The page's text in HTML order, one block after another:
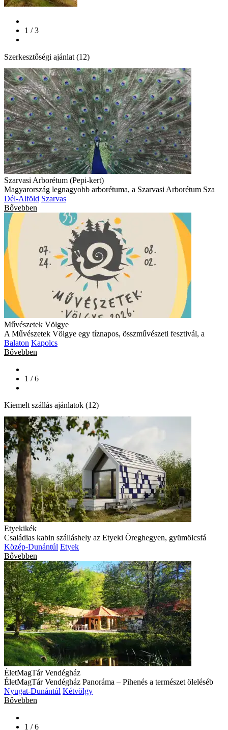
1 / 3
Szerkesztőségi ajánlat (12)
Szarvasi Arborétum (Pepi-kert)
Magyarország legnagyobb arborétuma, a Szarvasi Arborétum Sza
Dél-Alföld Szarvas
Bővebben
Művészetek Völgye
A Művészetek Völgye egy tíznapos, összművészeti fesztivál, a
Balaton Kapolcs
Bővebben
1 / 6
Kiemelt szállás ajánlatok (12)
Etyekikék
Családias kabin szálláshely az Etyeki Öreghegyen, gyümölcsfá
Közép-Dunántúl Etyek
Bővebben
ÉletMagTár Vendégház
ÉletMagTár Vendégház Panoráma – Pihenés a természet öleléséb
Nyugat-Dunántúl Kétvölgy
Bővebben
1 / 6